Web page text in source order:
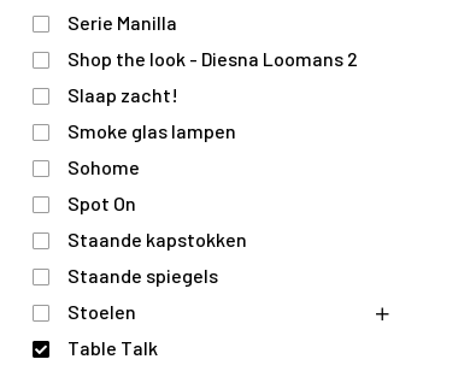
Serie Manilla
Shop the look - Diesna Loomans 2
Slaap zacht!
Smoke glas lampen
Sohome
Spot On
Staande kapstokken
Staande spiegels
Stoelen
Table Talk